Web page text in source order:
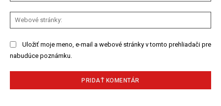
Uložiť moje meno, e-mail a webové stránky v tomto prehliadači pre
nabudúce poznámku.